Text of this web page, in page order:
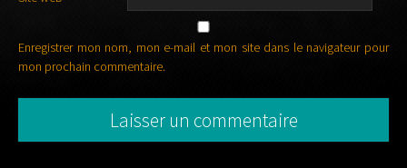
Enregistrer mon nom, mon e-mail et mon site dans le navigateur pour
mon prochain commentaire.